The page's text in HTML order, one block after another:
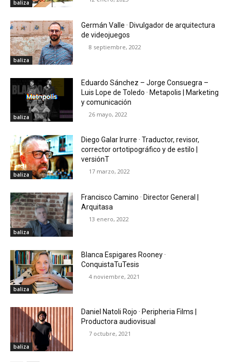
baliza
baliza
Germán Valle · Divulgador de arquitectura
de videojuegos
8 septiembre, 2022
baliza
Eduardo Sánchez – Jorge Consuegra –
Luis Lope de Toledo · Metapolis | Marketing
y comunicación
26 mayo, 2022
baliza
Diego Galar Irurre · Traductor, revisor,
corrector ortotipográfico y de estilo |
versiónT
17 marzo, 2022
baliza
Francisco Camino · Director General |
Arquitasa
13 enero, 2022
baliza
Blanca Espigares Rooney ·
ConquistaTuTesis
4 noviembre, 2021
baliza
Daniel Natoli Rojo · Peripheria Films |
Productora audiovisual
7 octubre, 2021